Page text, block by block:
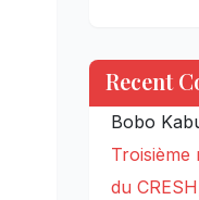
Recent
Bobo
Troisième
du